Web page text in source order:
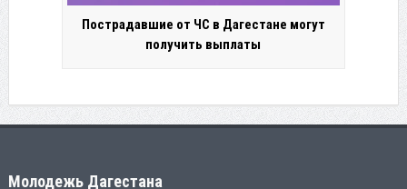
Пострадавшие от ЧС в Дагестане могут
получить выплаты
Молодежь Дагестана